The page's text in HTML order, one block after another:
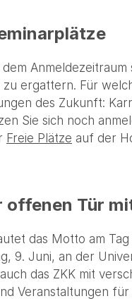
Anmeldezeitraum
zu ergattern. Für
des Zukunft:
Sie sich noch
Freie Plätze auf der
offenen Tür
das Motto am
9. Juni, an der
das ZKK mit
Veranstaltungen